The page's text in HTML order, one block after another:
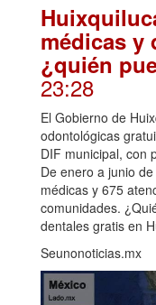
médicas y
¿quién
23:28
El Gobierno de
odontológicas
DIF municipal, con
De enero a junio
médicas y 675
comunidades.
dentales gratis en
Seunonoticias.mx